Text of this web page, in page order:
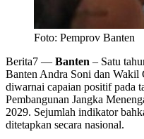
Foto: Pemprov Banten
Berita7 — Banten – Satu
Banten Andra Soni dan Wakil
diwarnai capaian positif pada
Pembangunan Jangka
2029. Sejumlah indikator
ditetapkan secara nasional.